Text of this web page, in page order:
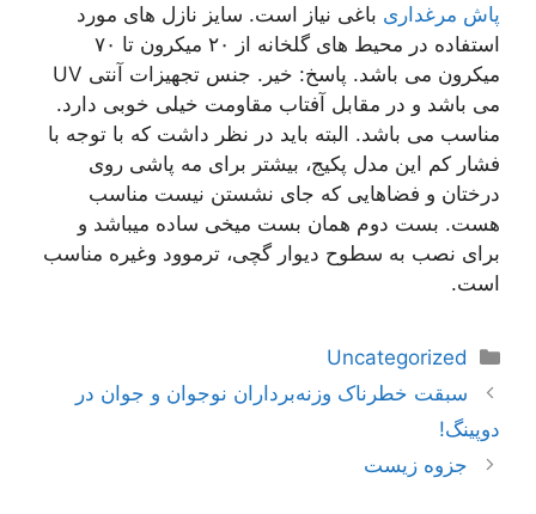
پاش مرغداری باغی نیاز است. سایز نازل های مورد
استفاده در محیط های گلخانه از ۲۰ میکرون تا ۷۰
میکرون می باشد. پاسخ: خیر. جنس تجهیزات آنتی UV
می باشد و در مقابل آفتاب مقاومت خیلی خوبی دارد.
مناسب می باشد. البته باید در نظر داشت که با توجه با
فشار کم این مدل پکیج، بیشتر برای مه پاشی روی
درختان و فضاهایی که جای نشستن نیست مناسب
هست. بست دوم همان بست میخی ساده میباشد و
برای نصب به سطوح دیوار گچی، ترموود وغیره مناسب
است.
دسته‌ها
Uncategorized
ناوبری
نوشته‌ها
سبقت خطرناک وزنه‌برداران نوجوان و جوان در
دوپینگ!
جزوه زیست